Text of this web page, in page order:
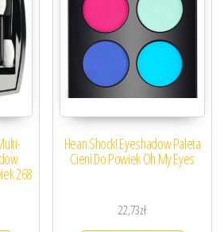
268
Hean Shock! Eyeshadow Paleta
Cieni Do Powiek Oh My Eyes
22,73zł